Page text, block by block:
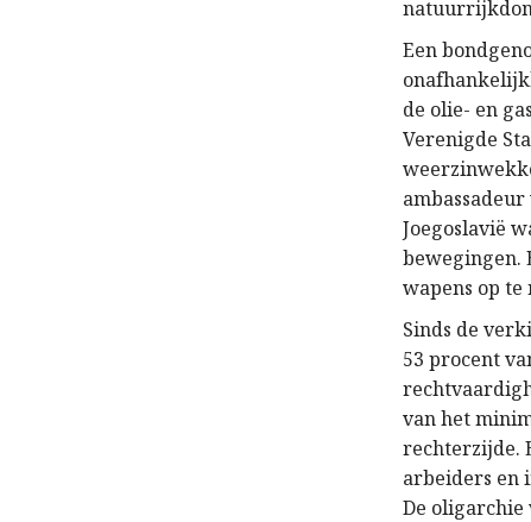
Een
de olie- en
Verenigde
Joegoslavië
bewegingen.
wapens op te
Sinds de
53 procent
van het
rechterzijde.
arbeiders en
De oligarchie